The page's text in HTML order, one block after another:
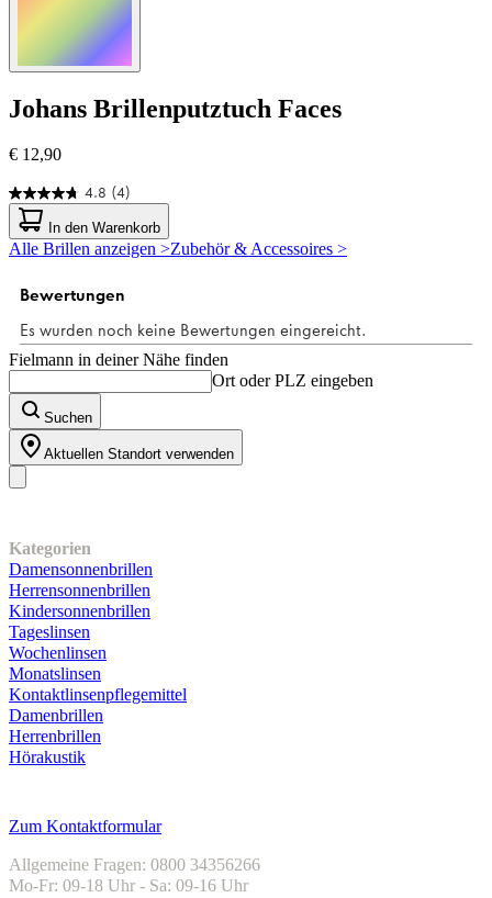
Johans Brillenputztuch Faces
€ 12,90
4.8 (4)
4.8
von
5
Sternen.
Bewertungen
In den Warenkorb
Alle Brillen anzeigen >Zubehör & Accessoires >
Fielmann in deiner Nähe finden
Ort oder PLZ eingeben
Suchen
Aktuellen Standort verwenden
Kategorien
Damensonnenbrillen
Herrensonnenbrillen
Kindersonnenbrillen
Tageslinsen
Wochenlinsen
Monatslinsen
Kontaktlinsenpflegemittel
Damenbrillen
Herrenbrillen
Hörakustik
Zum Kontaktformular
Allgemeine Fragen: 0800 34356266
Mo-Fr: 09-18 Uhr - Sa: 09-16 Uhr